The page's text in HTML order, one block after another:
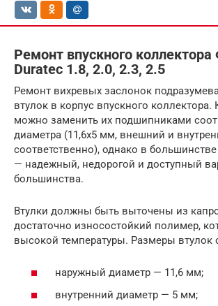
Ремонт впускного
Duratec 1.8, 2.0, 2.3, 2.5
Ремонт вихревых заслонок
втулок в корпус впускного коллектора.
можно заменить их подшипниками
диаметра (11,6х5 мм, внешний и
соответственно), однако в
— надежный, недорогой и доступный
большинства.
Втулки должны быть выточены из
достаточно износостойкий полимер,
высокой температуры. Размеры втулок
наружный диаметр — 11,6 мм;
внутренний диаметр — 5 мм;